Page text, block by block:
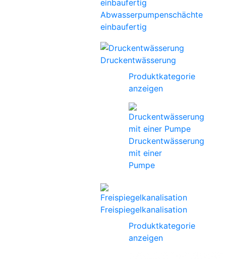
Abwasserpumpenschächte
einbaufertig
Druckentwässerung
Produktkategorie
anzeigen
Druckentwässerung
mit einer
Pumpe
Freispiegelkanalisation
Produktkategorie
anzeigen